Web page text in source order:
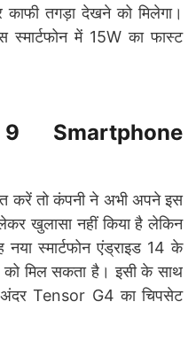
काफी तगड़ा देखने को मिलेगा।
में 15W का फास्ट
Smartphone
करें तो कंपनी ने अभी अपने इस
लेकर खुलासा नहीं किया है लेकिन
स्मार्टफोन एंड्राइड 14 के
मिल सकता है। इसी के साथ
Tensor G4 का चिपसेट